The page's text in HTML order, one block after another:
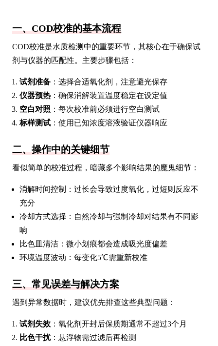
一、COD校准的基本流程
COD校准是水质检测中的重要环节，其核心在于确保试
剂与仪器的匹配性。主要步骤包括：
试剂准备 ：选择合适氧化剂，注意避光保存
仪器预热 ：确保消解装置温度稳定在设定值
空白对照 ：每次校准前必须进行空白测试
标样测试 ：使用已知浓度溶液验证仪器响应
二、操作中的关键细节
看似简单的校准过程，暗藏多个影响结果的魔鬼细节：
消解时间控制：过长会导致过度氧化，过短则反应不
充分
冷却方式选择：自然冷却与强制冷却对结果有不同影
响
比色皿清洁：微小划痕都会造成吸光度偏差
环境温度波动：每变化5℃需重新校准
三、常见误差与解决方案
遇到异常数据时，建议优先排查这些典型问题：
试剂失效 ：氧化剂开封后保质期通常不超过3个月
比色干扰：悬浮物需过滤后再检测